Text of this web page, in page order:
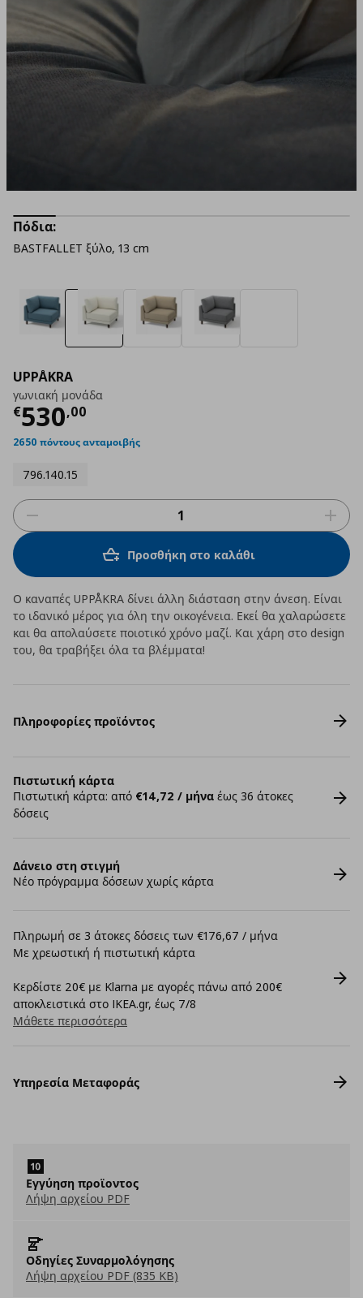
UPPÅKRA
γωνιακή μονάδα
€530,00
Τρέχουσα τιμή
2650 πόντους ανταμοιβής
796.140.15
Πόδια:
BASTFALLET ξύλο, 13 cm
Προσθήκη στο καλάθι
Ο καναπές UPPÅKRA δίνει άλλη διάσταση στην άνεση. Είναι
το ιδανικό μέρος για όλη την οικογένεια. Εκεί θα χαλαρώσετε
και θα απολαύσετε ποιοτικό χρόνο μαζί. Και χάρη στο design
του, θα τραβήξει όλα τα βλέμματα!
Πληροφορίες προϊόντος
Πιστωτική κάρτα
Πιστωτική κάρτα: από €14,72 / μήνα έως 36 άτοκες
δόσεις
Δάνειο στη στιγμή
Νέο πρόγραμμα δόσεων χωρίς κάρτα
Πληρωμή σε 3 άτοκες δόσεις των €176,67 / μήνα
Με χρεωστική ή πιστωτική κάρτα
Κερδίστε 20€ με Klarna με αγορές πάνω από 200€
αποκλειστικά στο IKEA.gr, έως 7/8
Μάθετε περισσότερα
Υπηρεσία Μεταφοράς
Εγγύηση προϊοντος
Λήψη αρχείου PDF
Οδηγίες Συναρμολόγησης
Λήψη αρχείου PDF (835 KB)